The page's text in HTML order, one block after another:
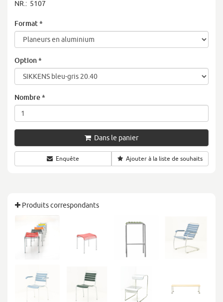
NR.: 5107
Format*
Option*
Nombre*
Dans le panier
Enquête Ajouter à la liste de souhaits
Produits correspondants